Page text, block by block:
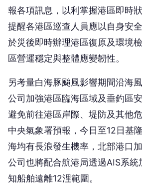
報各項訊息，以利掌握港區即時
提醒各港區巡查人員應以自身安
於災後即時辦理港區復原及環境
區營運穩定與整體應變韌性。
另考量白海豚颱風影響期間沿海
公司加強港區臨海區域及垂釣區
避免前往港區岸際、堤防及其他
中央氣象署預報，今日至12日基
海均有長浪發生機率，北部港口
公司也將配合航港局透過AIS系統
知船舶遠離12浬範圍。